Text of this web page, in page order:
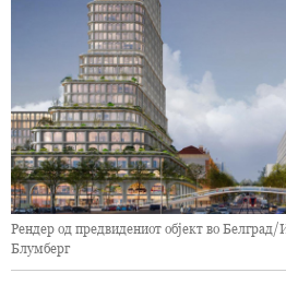
Рендер од предвидениот објект во
Блумберг